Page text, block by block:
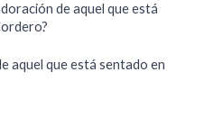
de aquel que está
aquel que está sentado en